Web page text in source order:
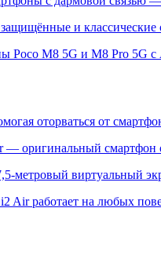
защищённые и
Poco M8 5G и M8 Pro 5G
оторваться от
— оригинальный смартфон
метровый виртуальный
Air работает на любых